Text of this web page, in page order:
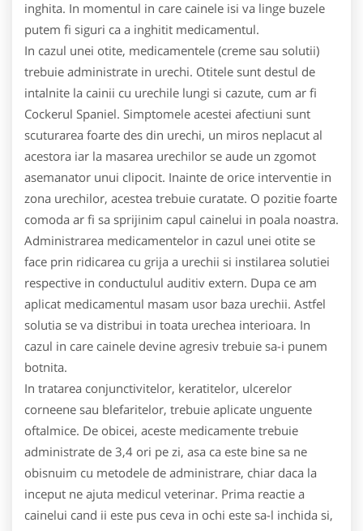
inghita. In momentul in care cainele isi va linge buzele
putem fi siguri ca a inghitit medicamentul.
In cazul unei otite, medicamentele (creme sau solutii)
trebuie administrate in urechi. Otitele sunt destul de
intalnite la cainii cu urechile lungi si cazute, cum ar fi
Cockerul Spaniel. Simptomele acestei afectiuni sunt
scuturarea foarte des din urechi, un miros neplacut al
acestora iar la masarea urechilor se aude un zgomot
asemanator unui clipocit. Inainte de orice interventie in
zona urechilor, acestea trebuie curatate. O pozitie foarte
comoda ar fi sa sprijinim capul cainelui in poala noastra.
Administrarea medicamentelor in cazul unei otite se
face prin ridicarea cu grija a urechii si instilarea solutiei
respective in conductulul auditiv extern. Dupa ce am
aplicat medicamentul masam usor baza urechii. Astfel
solutia se va distribui in toata urechea interioara. In
cazul in care cainele devine agresiv trebuie sa-i punem
botnita.
In tratarea conjunctivitelor, keratitelor, ulcerelor
corneene sau blefaritelor, trebuie aplicate unguente
oftalmice. De obicei, aceste medicamente trebuie
administrate de 3,4 ori pe zi, asa ca este bine sa ne
obisnuim cu metodele de administrare, chiar daca la
inceput ne ajuta medicul veterinar. Prima reactie a
cainelui cand ii este pus ceva in ochi este sa-l inchida si,